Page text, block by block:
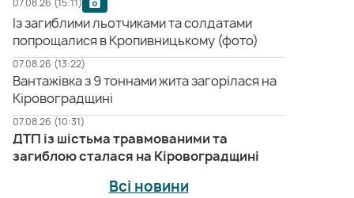
07.08.26 (15:11)
Із загиблими льотчиками та солдатами
попрощалися в Кропивницькому (фото)
07.08.26 (13:22)
Вантажівка з 9 тоннами жита загорілася на
Кіровоградщині
07.08.26 (10:31)
ДТП із шістьма травмованими та
загиблою сталася на Кіровоградщині
Всі новини